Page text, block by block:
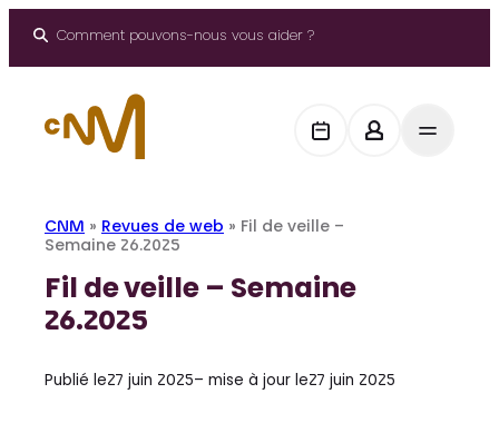
Comment pouvons-nous vous aider ?
CNM » Revues de web » Fil de veille –
Semaine 26.2025
Fil de veille – Semaine
26.2025
Publié le27 juin 2025– mise à jour le27 juin 2025